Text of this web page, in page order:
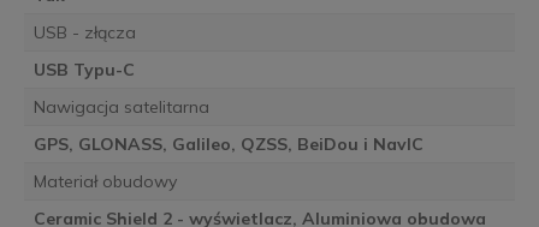
USB - złącza
USB Typu-C
Nawigacja satelitarna
GPS, GLONASS, Galileo, QZSS, BeiDou i NavIC
Materiał obudowy
Ceramic Shield 2 - wyświetlacz, Aluminiowa obudowa